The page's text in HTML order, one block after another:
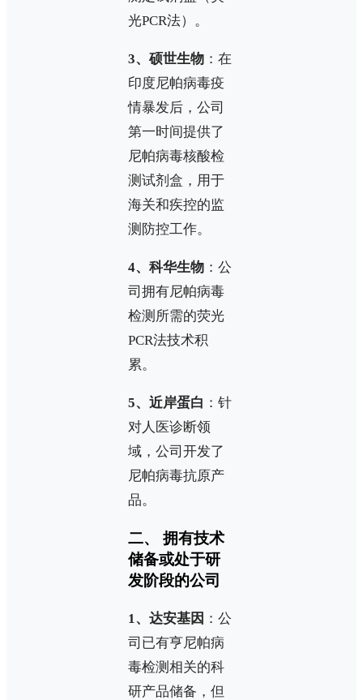
光PCR法）。
3、硕世生物 ：在
印度尼帕病毒疫
情暴发后，公司
第一时间提供了
尼帕病毒核酸检
测试剂盒，用于
海关和疾控的监
测防控工作。
4、科华生物 ：公
司拥有尼帕病毒
检测所需的荧光
PCR法技术积
累。
5、近岸蛋白 ：针
对人医诊断领
域，公司开发了
尼帕病毒抗原产
品。
二、 拥有技术
储备或处于研
发阶段的公司
1、达安基因 ：公
司已有亨尼帕病
毒检测相关的科
研产品储备，但